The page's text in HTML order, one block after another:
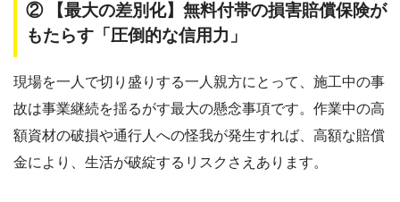
② 【最大の差別化】無料付帯の損害賠償保険が
もたらす「圧倒的な信用力」
現場を一人で切り盛りする一人親方にとって、施工中の事
故は事業継続を揺るがす最大の懸念事項です。作業中の高
額資材の破損や通行人への怪我が発生すれば、高額な賠償
金により、生活が破綻するリスクさえあります。